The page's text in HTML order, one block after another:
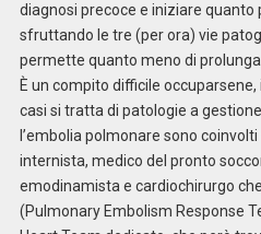
diagnosi precoce e iniziare
sfruttando le tre (per ora) vie
permette quanto meno di
È un compito difficile
casi si tratta di patologie a
l’embolia polmonare sono
internista, medico del pronto
emodinamista e cardiochirurgo
(Pulmonary Embolism Response